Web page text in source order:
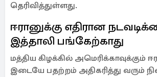
தெரிவித்துள்ளது.
ஈரானுக்கு எதிரான
இத்தாலி பங்கேற்காது
மத்திய கிழக்கில் அமெரிக்காவுக்கும்
இடையே பதற்றம் அதிகரித்து வரும்